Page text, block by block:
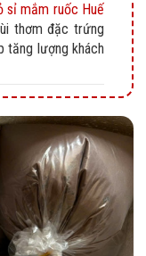
sỉ mắm ruốc Huế
thơm đặc trứng
tăng lượng khách